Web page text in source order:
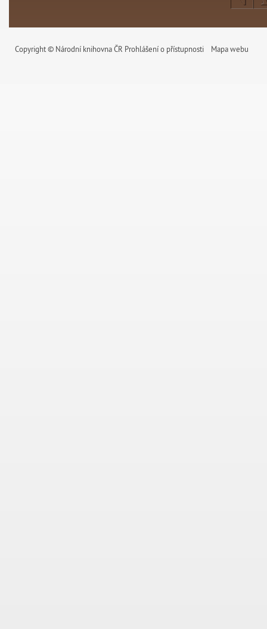
Copyright © Národní knihovna ČR Prohlášení o přístupnosti Mapa webu